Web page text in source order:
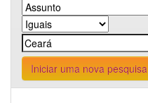
Iniciar uma nova pesquisa